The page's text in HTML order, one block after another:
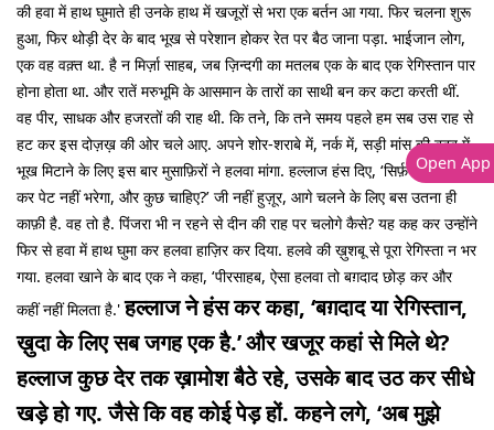
की हवा में हाथ घुमाते ही उनके हाथ में खजूरों से भरा एक बर्तन आ गया. फिर चलना शुरू
हुआ, फिर थोड़ी देर के बाद भूख से परेशान होकर रेत पर बैठ जाना पड़ा. भाईजान लोग,
एक वह वक़्त था. है न मिर्ज़ा साहब, जब ज़िन्दगी का मतलब एक के बाद एक रेगिस्तान पार
होना होता था. और रातें मरुभूमि के आसमान के तारों का साथी बन कर कटा करती थीं.
वह पीर, साधक और हजरतों की राह थी. कि तने, कि तने समय पहले हम सब उस राह से
हट कर इस दोज़ख़ की ओर चले आए. अपने शोर-शराबे में, नर्क में, सड़ी मांस की बदबू में.
भूख मिटाने के लिए इस बार मुसाफ़िरों ने हलवा मांगा. हल्लाज हंस दिए, ‘सिर्फ़ हलवा खा
कर पेट नहीं भरेगा, और कुछ चाहिए?’ जी नहीं हुज़ूर, आगे चलने के लिए बस उतना ही
काफ़ी है. वह तो है. पिंजरा भी न रहने से दीन की राह पर चलोगे कैसे? यह कह कर उन्होंने
फिर से हवा में हाथ घुमा कर हलवा हाज़िर कर दिया. हलवे की ख़ुशबू से पूरा रेगिस्ता न भर
गया. हलवा खाने के बाद एक ने कहा, ‘पीरसाहब, ऐसा हलवा तो बग़दाद छोड़ कर और
कहीं नहीं मिलता है.'हल्लाज ने हंस कर कहा, ‘बग़दाद या रेगिस्तान,
ख़ुदा के लिए सब जगह एक है.’और खजूर कहां से मिले थे?
हल्लाज कुछ देर तक ख़ामोश बैठे रहे, उसके बाद उठ कर सीधे
खड़े हो गए. जैसे कि वह कोई पेड़ हों. कहने लगे, ‘अब मुझे
Open App